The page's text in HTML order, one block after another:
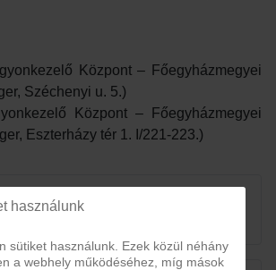
Központ – Főegyházmegyei
Széchenyi u. 5.)
Központ – Főegyházmegyei
Eszterházy tér 1. I/221-223.)
használunk
sütiket használunk. Ezek közül néhány
a webhely működéséhez, míg mások